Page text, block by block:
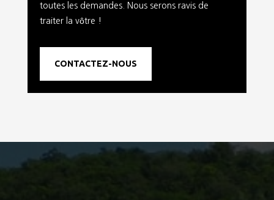
toutes les demandes. Nous serons ravis de
traiter la vôtre !
CONTACTEZ-NOUS